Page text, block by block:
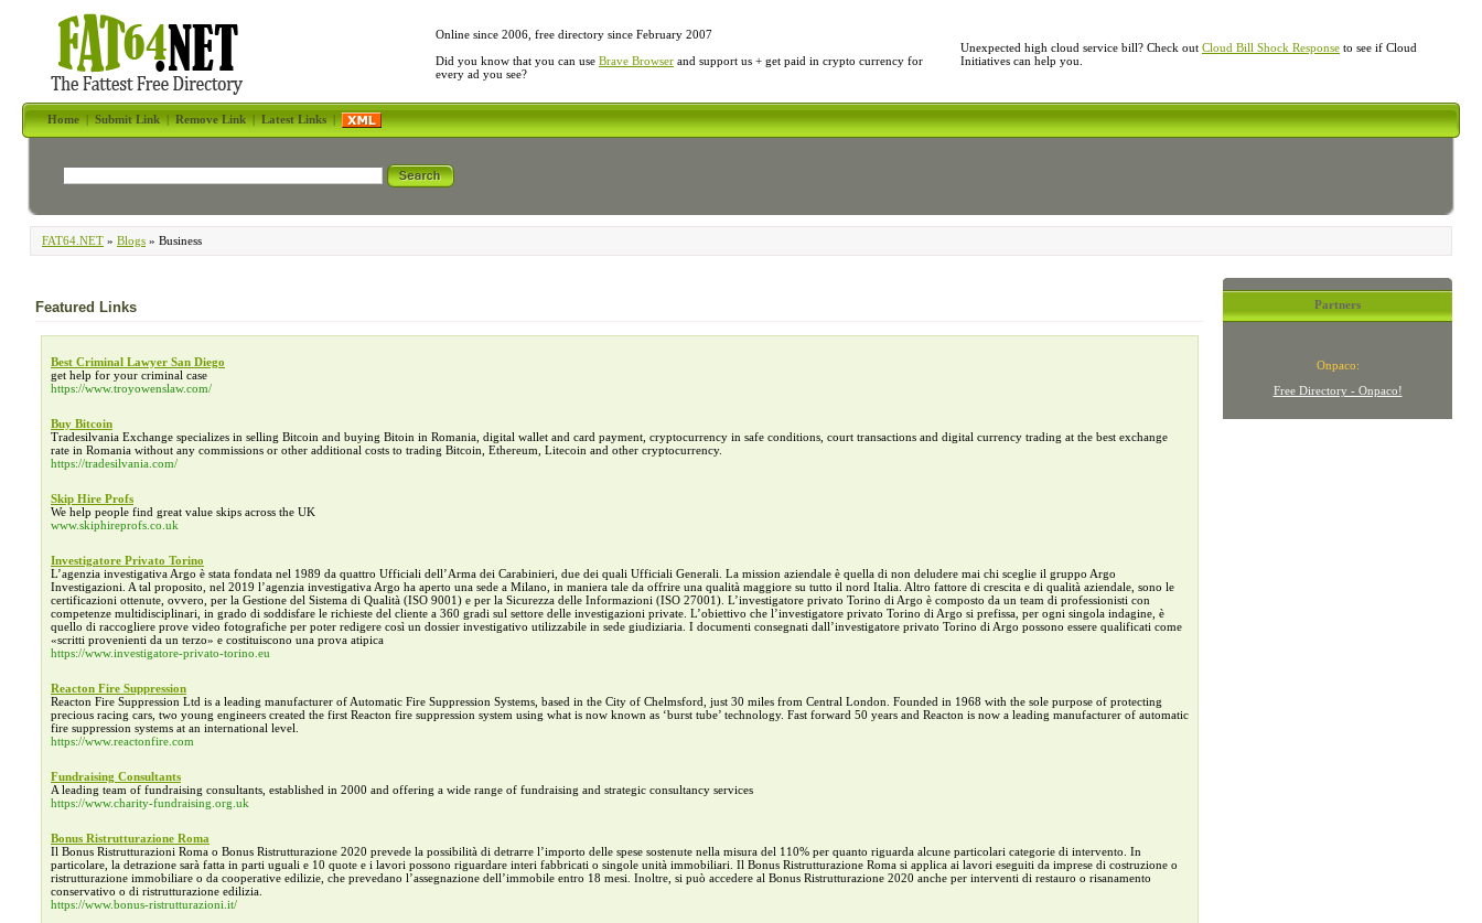
Online since 2006, free directory since February 2007
Did you know that you can use Brave Browser and support us + get paid in crypto currency for
every ad you see?
Unexpected high cloud service bill? Check out Cloud Bill Shock Response to see if Cloud
Initiatives can help you.
Home|Submit Link|Remove Link|Latest Links|
FAT64.NET » Blogs » Business
Featured Links
Best Criminal Lawyer San Diego
get help for your criminal case
https://www.troyowenslaw.com/
Buy Bitcoin
Tradesilvania Exchange specializes in selling Bitcoin and buying Bitoin in Romania, digital wallet and card payment, cryptocurrency in safe conditions, court transactions and digital currency trading at the best exchange
rate in Romania without any commissions or other additional costs to trading Bitcoin, Ethereum, Litecoin and other cryptocurrency.
https://tradesilvania.com/
Skip Hire Profs
We help people find great value skips across the UK
www.skiphireprofs.co.uk
Investigatore Privato Torino
L’agenzia investigativa Argo è stata fondata nel 1989 da quattro Ufficiali dell’Arma dei Carabinieri, due dei quali Ufficiali Generali. La mission aziendale è quella di non deludere mai chi sceglie il gruppo Argo
Investigazioni. A tal proposito, nel 2019 l’agenzia investigativa Argo ha aperto una sede a Milano, in maniera tale da offrire una qualità maggiore su tutto il nord Italia. Altro fattore di crescita e di qualità aziendale, sono le
certificazioni ottenute, ovvero, per la Gestione del Sistema di Qualità (ISO 9001) e per la Sicurezza delle Informazioni (ISO 27001). L’investigatore privato Torino di Argo è composto da un team di professionisti con
competenze multidisciplinari, in grado di soddisfare le richieste del cliente a 360 gradi sul settore delle investigazioni private. L’obiettivo che l’investigatore privato Torino di Argo si prefissa, per ogni singola indagine, è
quello di raccogliere prove video fotografiche per poter redigere così un dossier investigativo utilizzabile in sede giudiziaria. I documenti consegnati dall’investigatore privato Torino di Argo possono essere qualificati come
«scritti provenienti da un terzo» e costituiscono una prova atipica
https://www.investigatore-privato-torino.eu
Reacton Fire Suppression
Reacton Fire Suppression Ltd is a leading manufacturer of Automatic Fire Suppression Systems, based in the City of Chelmsford, just 30 miles from Central London. Founded in 1968 with the sole purpose of protecting
precious racing cars, two young engineers created the first Reacton fire suppression system using what is now known as ‘burst tube’ technology. Fast forward 50 years and Reacton is now a leading manufacturer of automatic
fire suppression systems at an international level.
https://www.reactonfire.com
Fundraising Consultants
A leading team of fundraising consultants, established in 2000 and offering a wide range of fundraising and strategic consultancy services
https://www.charity-fundraising.org.uk
Bonus Ristrutturazione Roma
Il Bonus Ristrutturazioni Roma o Bonus Ristrutturazione 2020 prevede la possibilità di detrarre l’importo delle spese sostenute nella misura del 110% per quanto riguarda alcune particolari categorie di intervento. In
particolare, la detrazione sarà fatta in parti uguali e 10 quote e i lavori possono riguardare interi fabbricati o singole unità immobiliari. Il Bonus Ristrutturazione Roma si applica ai lavori eseguiti da imprese di costruzione o
ristrutturazione immobiliare o da cooperative edilizie, che prevedano l’assegnazione dell’immobile entro 18 mesi. Inoltre, si può accedere al Bonus Ristrutturazione 2020 anche per interventi di restauro o risanamento
conservativo o di ristrutturazione edilizia.
https://www.bonus-ristrutturazioni.it/
Partners
Onpaco:
Free Directory - Onpaco!